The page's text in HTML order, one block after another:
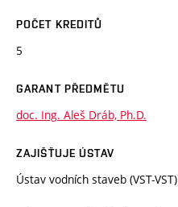
POČET KREDITŮ
5
GARANT PŘEDMĚTU
doc. Ing. Aleš Dráb, Ph.D.
ZAJIŠŤUJE ÚSTAV
Ústav vodních staveb (VST-VST)